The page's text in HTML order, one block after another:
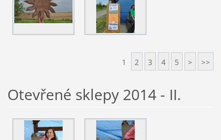
1 2 3 4 5 > >>
Otevřené sklepy 2014 - II.